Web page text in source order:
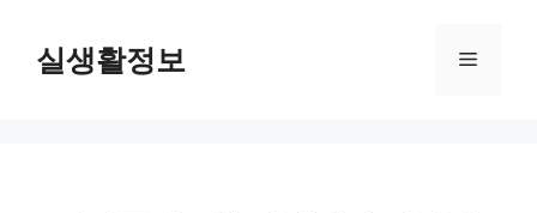
실생활정보 메